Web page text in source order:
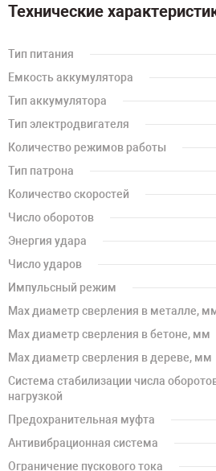
Технические
Тип питания
Емкость аккумулятора
Тип аккумулятора
Тип электродвигателя
Количество режимов работы
Тип патрона
Количество скоростей
Число оборотов
Энергия удара
Число ударов
Импульсный режим
Мах диаметр сверления в металле,
Мах диаметр сверления в бетоне, мм
Мах диаметр сверления в дереве, мм
Система стабилизации числа
нагрузкой
Предохранительная муфта
Антивибрационная система
Ограничение пускового тока